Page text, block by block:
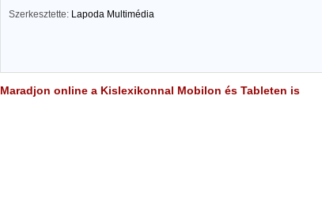
Szerkesztette: Lapoda Multimédia
Maradjon online a Kislexikonnal Mobilon és Tableten is